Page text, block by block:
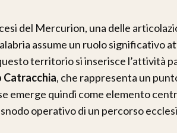
del Mercurion, una delle
assume un ruolo significativo
territorio si inserisce l’attività
, che rappresenta un
emerge quindi come elemento
operativo di un percorso